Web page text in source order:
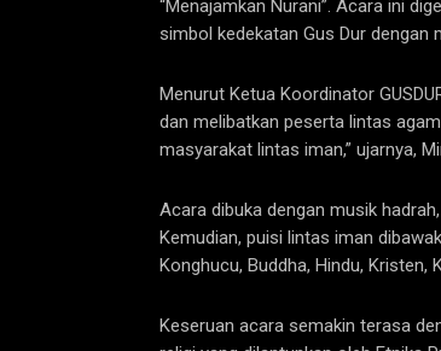
“Menajamkan Nurani”. Acara ini
simbol kedekatan Gus Dur dengan
Menurut Ketua Koordinator
dan melibatkan peserta lintas
masyarakat lintas iman,” ujarnya,
Acara dibuka dengan musik
Kemudian, puisi lintas iman
Konghucu, Buddha, Hindu, Kristen,
Keseruan acara semakin terasa